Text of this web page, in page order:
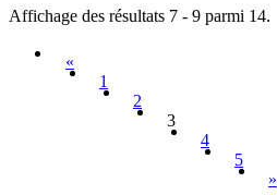
Affichage des résultats 7 - 9 parmi 14.
«
1
2
3
4
5
»